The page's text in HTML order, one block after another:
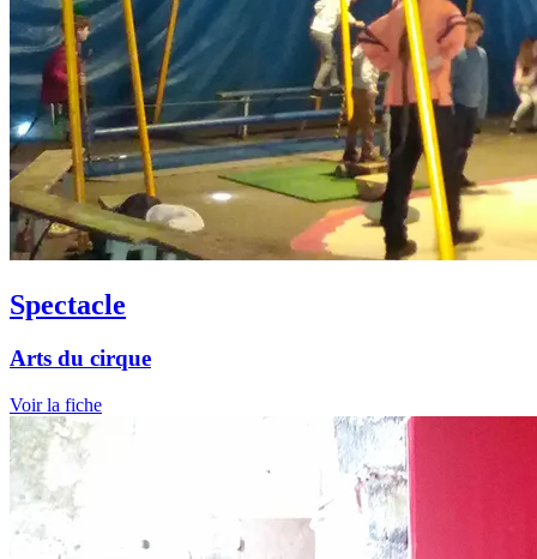
Spectacle
Arts du cirque
Voir la fiche